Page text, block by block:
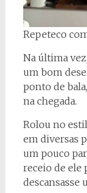
Repeteco
Na última
um bom
ponto de
na chegada.
Rolou no
em diversas
um pouco
receio de ele
descansasse